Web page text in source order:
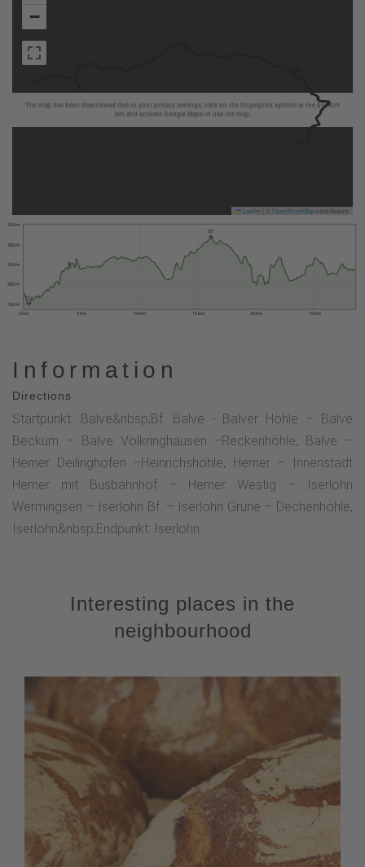
The map has been deactivated due to your privacy settings, click on the fingerprint symbol at the bottom
left and activate Google Maps to use the map.
−
Leaflet OpenStreetMapcontributors
0 km 5 km 10 km 15 km 20 km 25 km
150 m
200 m
250 m
300 m
350 m
152
321
Information
Directions
Startpunkt: Balve&nbsp;Bf. Balve - Balver Höhle – Balve
Beckum – Balve Volkringhausen –Reckenhöhle, Balve –
Hemer Deilinghofen –Heinrichshöhle, Hemer – Innenstadt
Hemer mit Busbahnhof – Hemer Westig – Iserlohn
Wermingsen – Iserlohn Bf. – Iserlohn Grüne – Dechenhöhle,
Iserlohn&nbsp;Endpunkt: Iserlohn
Interesting places in the
neighbourhood